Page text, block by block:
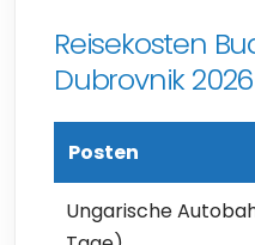
Reisekosten
Dubrovnik 2026
Posten
Ungarische